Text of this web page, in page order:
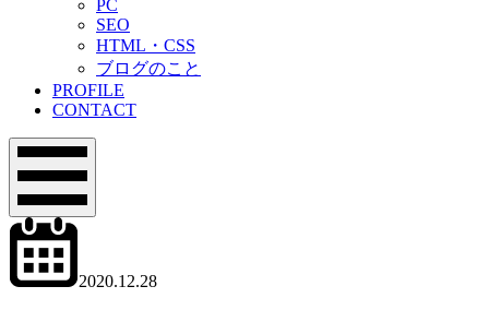
PC
SEO
HTML・CSS
ブログのこと
PROFILE
CONTACT
メ
ニ
ー
2020.12.28